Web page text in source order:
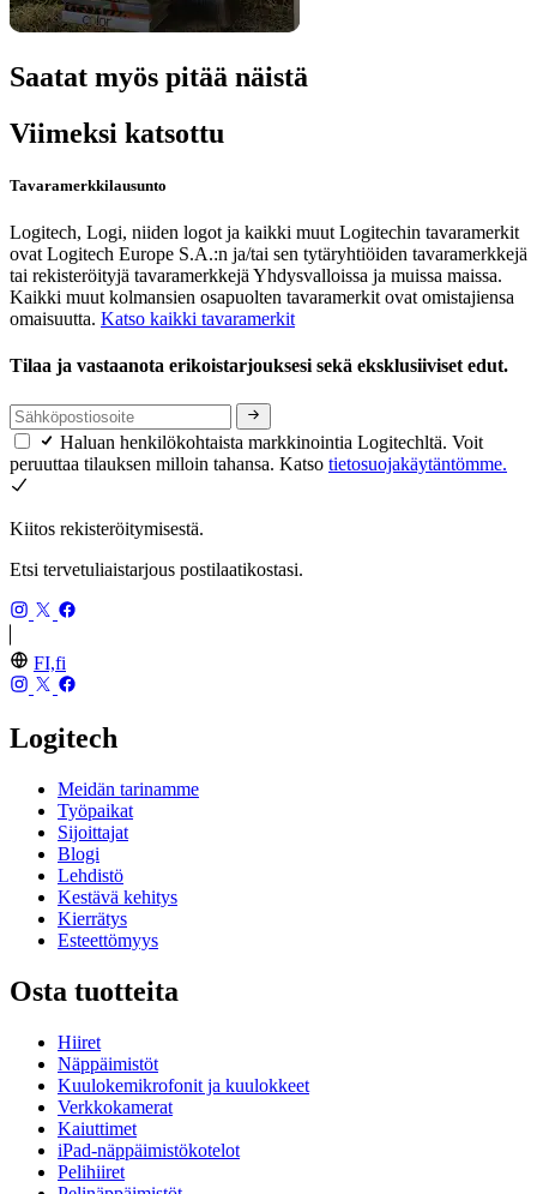
Saatat myös pitää näistä
Viimeksi katsottu
Tavaramerkkilausunto
Logitech, Logi, niiden logot ja kaikki muut Logitechin tavaramerkit
ovat Logitech Europe S.A.:n ja/tai sen tytäryhtiöiden tavaramerkkejä
tai rekisteröityjä tavaramerkkejä Yhdysvalloissa ja muissa maissa.
Kaikki muut kolmansien osapuolten tavaramerkit ovat omistajiensa
omaisuutta. Katso kaikki tavaramerkit
Tilaa ja vastaanota erikoistarjouksesi sekä eksklusiiviset edut.
Haluan henkilökohtaista markkinointia Logitechltä. Voit
peruuttaa tilauksen milloin tahansa. Katso tietosuojakäytäntömme.
Kiitos rekisteröitymisestä.
Etsi tervetuliaistarjous postilaatikostasi.
FI,fi
Logitech
Meidän tarinamme
Työpaikat
Sijoittajat
Blogi
Lehdistö
Kestävä kehitys
Kierrätys
Esteettömyys
Osta tuotteita
Hiiret
Näppäimistöt
Kuulokemikrofonit ja kuulokkeet
Verkkokamerat
Kaiuttimet
iPad-näppäimistökotelot
Pelihiiret